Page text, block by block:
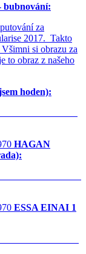
bubnování:
za
2017. Takto
si obrazu za
to obraz z našeho
hoden):
Razel
HAGAN
Alberstein
ESSA EINAI 1
Carlebach